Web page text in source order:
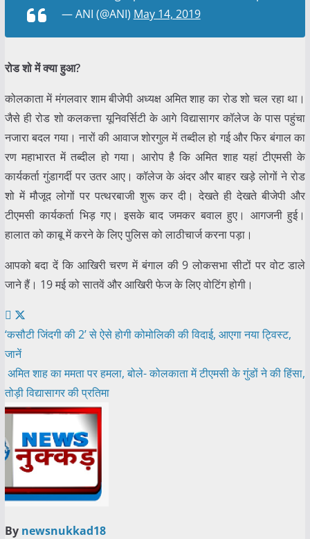
— ANI (@ANI) May 14, 2019
रोड शो में क्या हुआ?
कोलकाता में मंगलवार शाम बीजेपी अध्यक्ष अमित शाह का रोड शो चल रहा था।
जैसे ही रोड शो कलकत्ता यूनिवर्सिटी के आगे विद्यासागर कॉलेज के पास पहुंचा
नजारा बदल गया। नारों की आवाज शोरगुल में तब्दील हो गई और फिर बंगाल का
रण महाभारत में तब्दील हो गया। आरोप है कि अमित शाह यहां टीएमसी के
कार्यकर्ता गुंडागर्दी पर उतर आए। कॉलेज के अंदर और बाहर खड़े लोगों ने रोड
शो में मौजूद लोगों पर पत्थरबाजी शुरू कर दी। देखते ही देखते बीजेपी और
टीएमसी कार्यकर्ता भिड़ गए। इसके बाद जमकर बवाल हुए। आगजनी हुई।
हालात को काबू में करने के लिए पुलिस को लाठीचार्ज करना पड़ा।
आपको बदा दें कि आखिरी चरण में बंगाल की 9 लोकसभा सीटों पर वोट डाले
जाने हैं। 19 मई को सातवें और आखिरी फेज के लिए वोटिंग होगी।
Post
navigation
‘कसौटी जिंदगी की 2’ से ऐसे होगी कोमोलिकी की विदाई, आएगा नया ट्विस्ट,
जानें
अमित शाह का ममता पर हमला, बोले- कोलकाता में टीएमसी के गुंडों ने की हिंसा,
तोड़ी विद्यासागर की प्रतिमा
By newsnukkad18